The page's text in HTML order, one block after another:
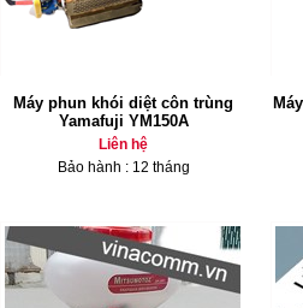
Máy phun khói diệt côn trùng
Yamafuji YM150A
Liên hệ
Bảo hành : 12 tháng